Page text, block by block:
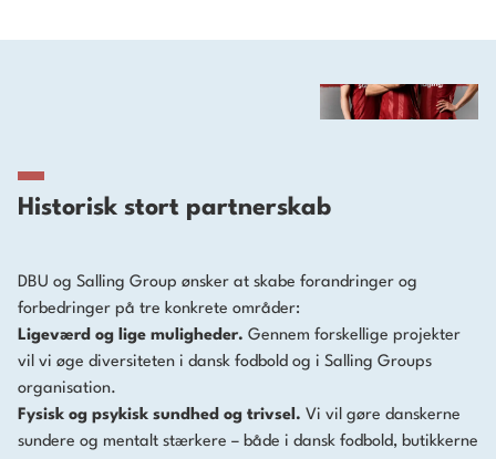
Historisk stort partnerskab
DBU og Salling Group ønsker at skabe forandringer og
forbedringer på tre konkrete områder:
Ligeværd og lige muligheder. Gennem forskellige projekter
vil vi øge diversiteten i dansk fodbold og i Salling Groups
organisation.
Fysisk og psykisk sundhed og trivsel. Vi vil gøre danskerne
sundere og mentalt stærkere – både i dansk fodbold, butikkerne